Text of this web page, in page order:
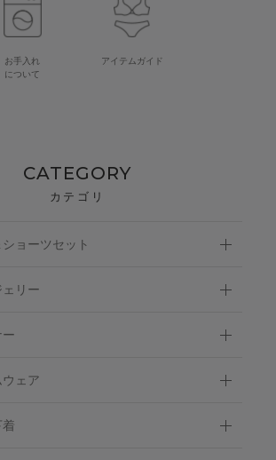
お手入れ
について
アイテムガイド
CATEGORY
カテゴリ
ョーツセット
ェリー
ー
ウェア